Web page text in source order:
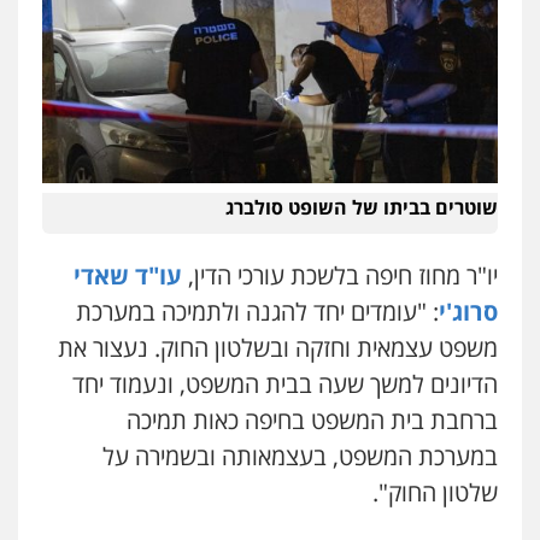
שוטרים בביתו של השופט סולברג
יו"ר מחוז חיפה בלשכת עורכי הדין, עו"ד שאדי
סרוג'י: "עומדים יחד להגנה ולתמיכה במערכת
משפט עצמאית וחזקה ובשלטון החוק. נעצור את
הדיונים למשך שעה בבית המשפט, ונעמוד יחד
ברחבת בית המשפט בחיפה כאות תמיכה
במערכת המשפט, בעצמאותה ובשמירה על
שלטון החוק".